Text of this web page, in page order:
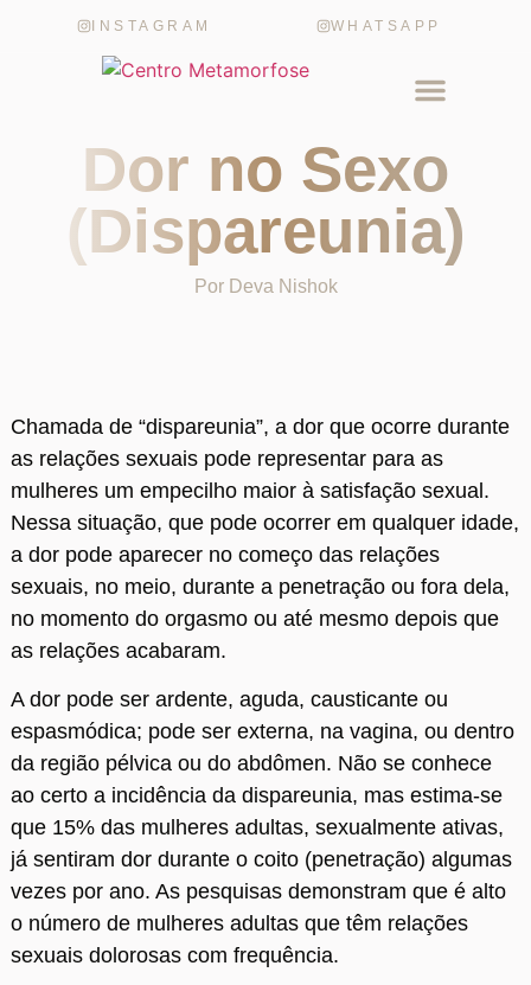
INSTAGRAM WHATSAPP
Dor no Sexo
(Dispareunia)
Por Deva Nishok
Chamada de “dispareunia”, a dor que ocorre durante
as relações sexuais pode representar para as
mulheres um empecilho maior à satisfação sexual.
Nessa situação, que pode ocorrer em qualquer idade,
a dor pode aparecer no começo das relações
sexuais, no meio, durante a penetração ou fora dela,
no momento do orgasmo ou até mesmo depois que
as relações acabaram.
A dor pode ser ardente, aguda, causticante ou
espasmódica; pode ser externa, na vagina, ou dentro
da região pélvica ou do abdômen. Não se conhece
ao certo a incidência da dispareunia, mas estima-se
que 15% das mulheres adultas, sexualmente ativas,
já sentiram dor durante o coito (penetração) algumas
vezes por ano. As pesquisas demonstram que é alto
o número de mulheres adultas que têm relações
sexuais dolorosas com frequência.